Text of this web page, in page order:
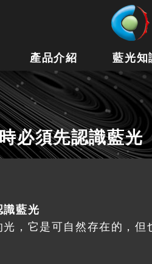
產品介紹 藍光知
必須先認識藍光
識藍光
，它是可自然存在的，